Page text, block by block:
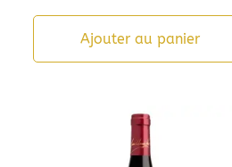
Ajouter au panier